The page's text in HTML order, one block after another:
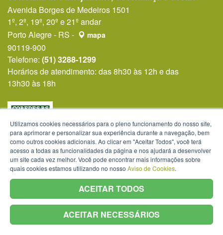
Avenida Borges de Medeiros 1501
1º, 2º, 19º, 20º e 21º andar
Porto Alegre - RS -
mapa
90119-900
Telefone: (51) 3288-1299
Horários de atendimento: das 8h30 às 12h e das
13h30 às 18h
Utilizamos cookies necessários para o pleno funcionamento do nosso site,
para aprimorar e personalizar sua experiência durante a navegação, bem
como outros cookies adicionais. Ao clicar em "Aceitar Todos", você terá
acesso a todas as funcionalidades da página e nos ajudará a desenvolver
um site cada vez melhor. Você pode encontrar mais informações sobre
quais cookies estamos utilizando no nosso Aviso de Cookies.
ACEITAR TODOS
ACEITAR NECESSÁRIOS